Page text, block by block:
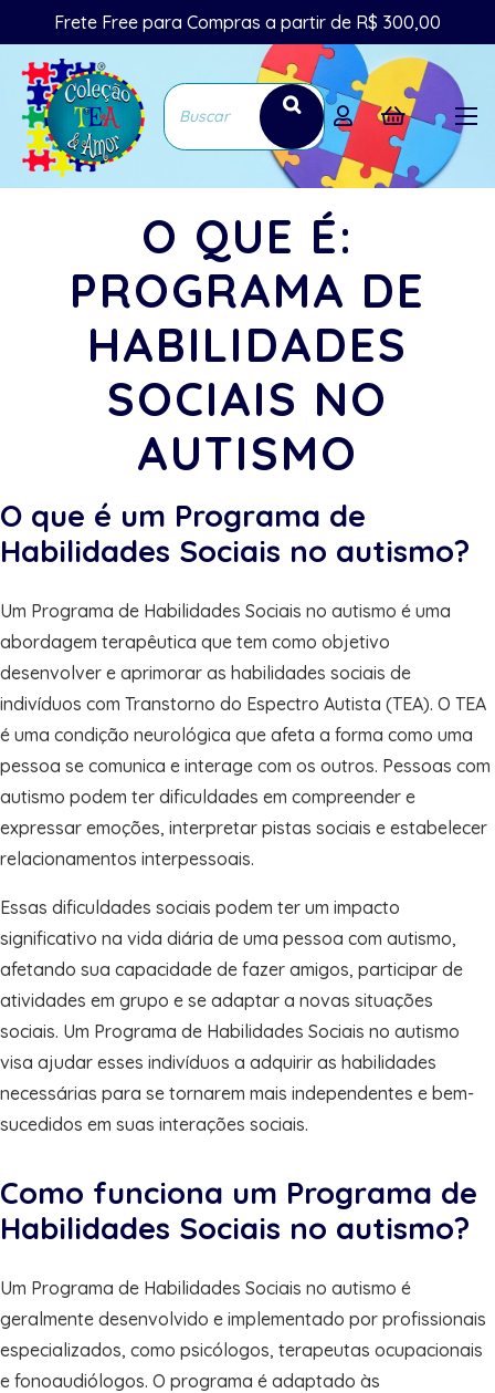
Frete Free para Compras a partir de R$ 300,00
O QUE É:
PROGRAMA DE
HABILIDADES
SOCIAIS NO
AUTISMO
O que é um Programa de
Habilidades Sociais no autismo?
Um Programa de Habilidades Sociais no autismo é uma
abordagem terapêutica que tem como objetivo
desenvolver e aprimorar as habilidades sociais de
indivíduos com Transtorno do Espectro Autista (TEA). O TEA
é uma condição neurológica que afeta a forma como uma
pessoa se comunica e interage com os outros. Pessoas com
autismo podem ter dificuldades em compreender e
expressar emoções, interpretar pistas sociais e estabelecer
relacionamentos interpessoais.
Essas dificuldades sociais podem ter um impacto
significativo na vida diária de uma pessoa com autismo,
afetando sua capacidade de fazer amigos, participar de
atividades em grupo e se adaptar a novas situações
sociais. Um Programa de Habilidades Sociais no autismo
visa ajudar esses indivíduos a adquirir as habilidades
necessárias para se tornarem mais independentes e bem-
sucedidos em suas interações sociais.
Como funciona um Programa de
Habilidades Sociais no autismo?
Um Programa de Habilidades Sociais no autismo é
geralmente desenvolvido e implementado por profissionais
especializados, como psicólogos, terapeutas ocupacionais
e fonoaudiólogos. O programa é adaptado às